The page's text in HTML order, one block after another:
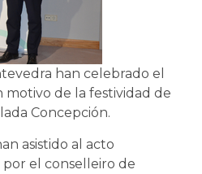
han celebrado el
motivo de la festividad de
Concepción.
asistido al acto
el conselleiro de